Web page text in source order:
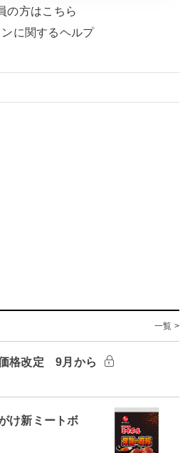
の方はこちら
ンに関するヘルプ
一覧 >
格改定 9月から
け新ミートボ